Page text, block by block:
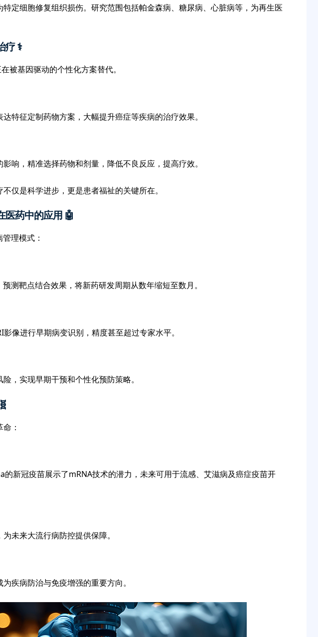
定细胞修复组织损伤。研究范围包括帕金森病、糖尿病、心脏病等，为再生医
疗 ⚕️
被基因驱动的个性化方案替代。
特征定制药物方案，大幅提升癌症等疾病的治疗效果。
响，精准选择药物和剂量，降低不良反应，提高疗效。
仅是科学进步，更是患者福祉的关键所在。
医药中的应用 🤖
理模式：
测靶点结合效果，将新药研发周期从数年缩短至数月。
像进行早期病变识别，精度甚至超过专家水平。
，实现早期干预和个性化预防策略。
：
新冠疫苗展示了mRNA技术的潜力，未来可用于流感、艾滋病及癌症疫苗开
未来大流行病防控提供保障。
疾病防治与免疫增强的重要方向。